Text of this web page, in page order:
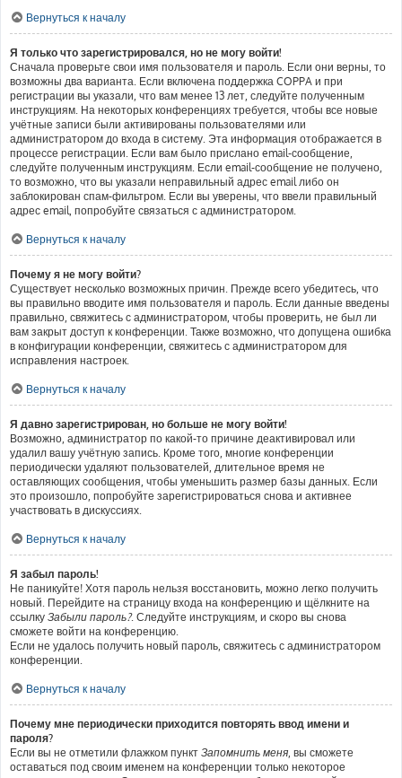
Вернуться к началу
Я только что зарегистрировался, но не могу войти!
Сначала проверьте свои имя пользователя и пароль. Если они верны, то
возможны два варианта. Если включена поддержка COPPA и при
регистрации вы указали, что вам менее 13 лет, следуйте полученным
инструкциям. На некоторых конференциях требуется, чтобы все новые
учётные записи были активированы пользователями или
администратором до входа в систему. Эта информация отображается в
процессе регистрации. Если вам было прислано email-сообщение,
следуйте полученным инструкциям. Если email-сообщение не получено,
то возможно, что вы указали неправильный адрес email либо он
заблокирован спам-фильтром. Если вы уверены, что ввели правильный
адрес email, попробуйте связаться с администратором.
Вернуться к началу
Почему я не могу войти?
Существует несколько возможных причин. Прежде всего убедитесь, что
вы правильно вводите имя пользователя и пароль. Если данные введены
правильно, свяжитесь с администратором, чтобы проверить, не был ли
вам закрыт доступ к конференции. Также возможно, что допущена ошибка
в конфигурации конференции, свяжитесь с администратором для
исправления настроек.
Вернуться к началу
Я давно зарегистрирован, но больше не могу войти!
Возможно, администратор по какой-то причине деактивировал или
удалил вашу учётную запись. Кроме того, многие конференции
периодически удаляют пользователей, длительное время не
оставляющих сообщения, чтобы уменьшить размер базы данных. Если
это произошло, попробуйте зарегистрироваться снова и активнее
участвовать в дискуссиях.
Вернуться к началу
Я забыл пароль!
Не паникуйте! Хотя пароль нельзя восстановить, можно легко получить
новый. Перейдите на страницу входа на конференцию и щёлкните на
ссылку Забыли пароль?. Следуйте инструкциям, и скоро вы снова
сможете войти на конференцию.
Если не удалось получить новый пароль, свяжитесь с администратором
конференции.
Вернуться к началу
Почему мне периодически приходится повторять ввод имени и
пароля?
Если вы не отметили флажком пункт Запомнить меня, вы сможете
оставаться под своим именем на конференции только некоторое